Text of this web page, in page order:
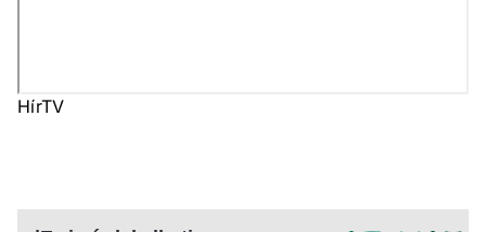
HírTV